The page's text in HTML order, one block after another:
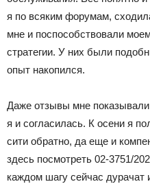
я по всяким форумам,
мне и поспособствовали
стратегии. У них были
опыт накопился.
Даже отзывы мне
я и согласилась. К осени я
сити обратно, да еще и
здесь посмотреть 02-3751/
каждом шагу сейчас